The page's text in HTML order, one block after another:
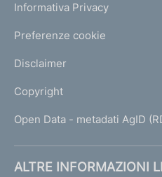
Informativa Privacy
Preferenze cookie
Disclaimer
Copyright
Open Data - metadati AgID
ALTRE INFORMAZIONI